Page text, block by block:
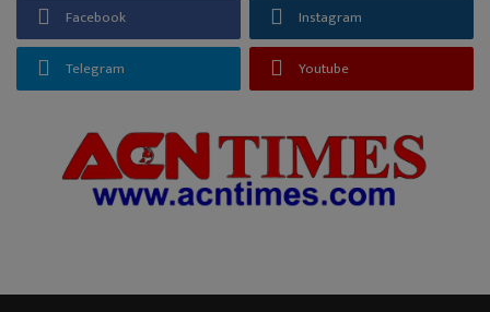
Facebook Instagram
Telegram Youtube